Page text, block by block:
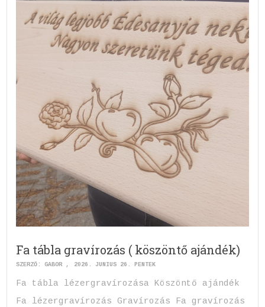
Fa tábla gravírozás ( köszöntő ajándék)
SZERZŐ:GABOR 2026. JÚNIUS 26. PÉNTEK
Fa tábla lézergravírozása Köszöntő ajándék
Fa lézergravírozás Gravírozás Fa gravírozás